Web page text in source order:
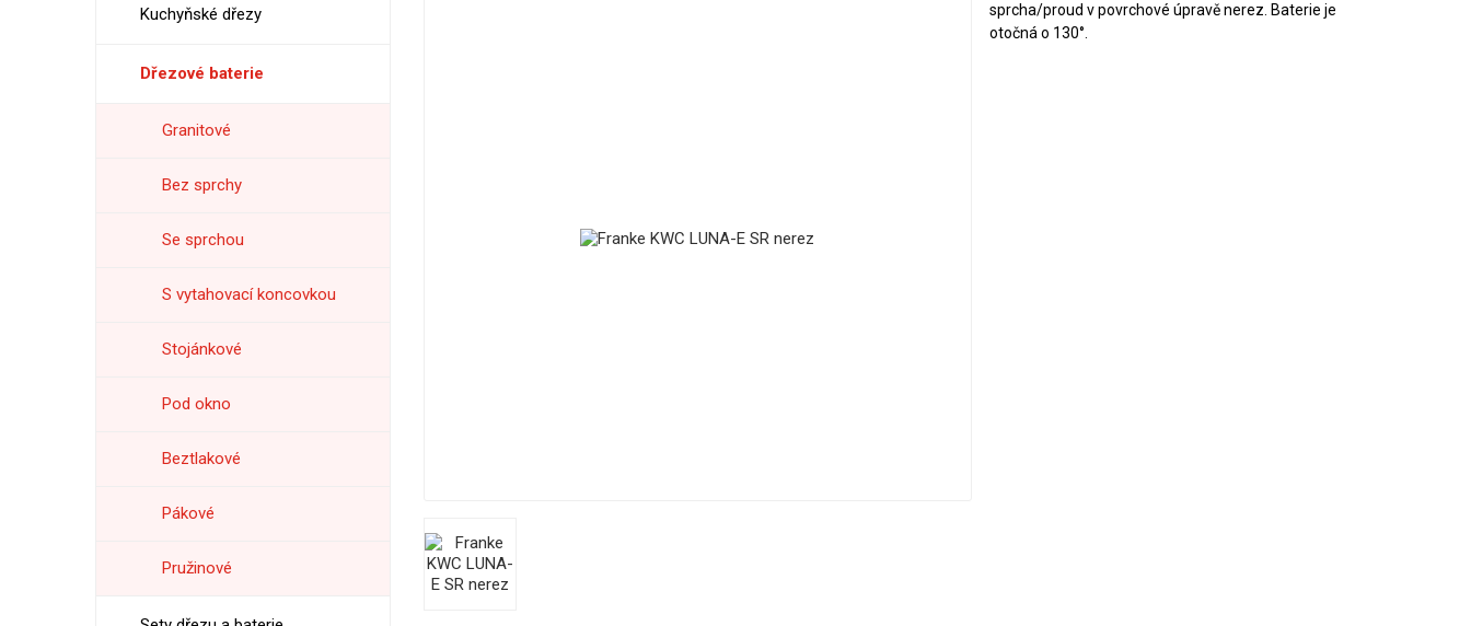
sprcha/proud v povrchové úpravě nerez. Baterie je
otočná o 130°.
Kuchyňské dřezy
Dřezové baterie
Granitové
Bez sprchy
Se sprchou
S vytahovací koncovkou
Stojánkové
Pod okno
Beztlakové
Pákové
Pružinové